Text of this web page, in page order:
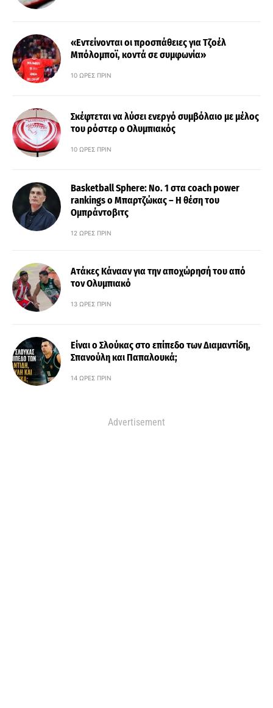
«Εντείνονται οι προσπάθειες για Τζοέλ
Μπόλομποϊ, κοντά σε συμφωνία»
10 ΏΡΕΣ ΠΡΙΝ
Σκέφτεται να λύσει ενεργό συμβόλαιο με μέλος
του ρόστερ ο Ολυμπιακός
10 ΏΡΕΣ ΠΡΙΝ
Basketball Sphere: No. 1 στα coach power
rankings ο Μπαρτζώκας – Η θέση του
Ομπράντοβιτς
12 ΏΡΕΣ ΠΡΙΝ
Ατάκες Κάνααν για την αποχώρησή του από
τον Ολυμπιακό
13 ΏΡΕΣ ΠΡΙΝ
Είναι ο Σλούκας στο επίπεδο των Διαμαντίδη,
Σπανούλη και Παπαλουκά;
14 ΏΡΕΣ ΠΡΙΝ
Advertisement